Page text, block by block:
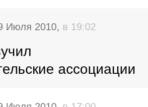
Июля 2010, в 19:02
ассоциации